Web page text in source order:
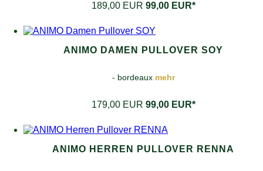
189,00 EUR 99,00 EUR*
ANIMO DAMEN PULLOVER SOY
- bordeaux mehr
179,00 EUR 99,00 EUR*
ANIMO HERREN PULLOVER RENNA